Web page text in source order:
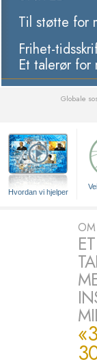
Til støtte for
Frihet-
Et talerør for
Globale
Hvordan vi hjelper